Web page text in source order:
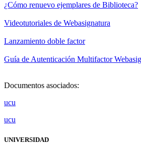
¿Cómo renuevo ejemplares de Biblioteca?
Videotutoriales de Webasignatura
Lanzamiento doble factor
Guía de Autenticación Multifactor
Documentos asociados:
ucu
ucu
UNIVERSIDAD